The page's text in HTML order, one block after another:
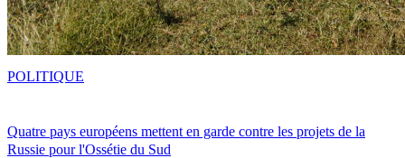
Quatre pays européens mettent en garde contre les projets de la
Russie pour l'Ossétie du Sud
POLITIQUE